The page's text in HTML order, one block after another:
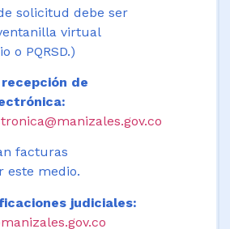
solicitud debe ser
virtual
o PQRSD.)
de
facturas
este medio.
judiciales: